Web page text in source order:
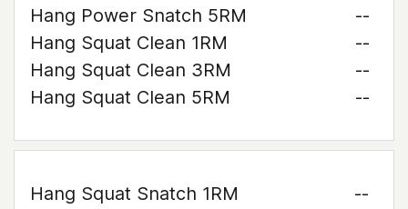
Hang Power Snatch 5RM
--
Hang Squat Clean 1RM
--
Hang Squat Clean 3RM
--
Hang Squat Clean 5RM
--
Hang Squat Snatch 1RM
--